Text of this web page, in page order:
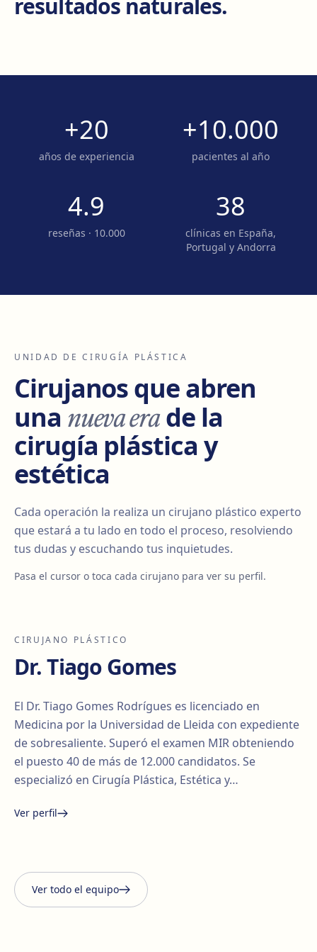
resultados naturales.
+20
años de experiencia
+10.000
pacientes al año
4.9
reseñas · 10.000
38
clínicas en España,
Portugal y Andorra
UNIDAD DE CIRUGÍA PLÁSTICA
Cirujanos que abren
una nueva erade la
cirugía plástica y
estética
Cada operación la realiza un cirujano plástico experto
que estará a tu lado en todo el proceso, resolviendo
tus dudas y escuchando tus inquietudes.
Pasa el cursor o toca cada cirujano para ver su perfil.
CIRUJANO PLÁSTICO
Dr. Tiago Gomes
El Dr. Tiago Gomes Rodrígues es licenciado en
Medicina por la Universidad de Lleida con expediente
de sobresaliente. Superó el examen MIR obteniendo
el puesto 40 de más de 12.000 candidatos. Se
especializó en Cirugía Plástica, Estética y…
Ver perfil
Ver todo el equipo